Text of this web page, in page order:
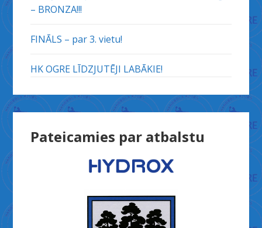
– BRONZA!!!
FINĀLS – par 3. vietu!
HK OGRE LĪDZJUTĒJI LABĀKIE!
Pateicamies par atbalstu